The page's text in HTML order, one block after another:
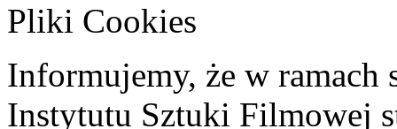
Pliki Cookies
Informujemy, że w ramach
Instytutu Sztuki Filmowej